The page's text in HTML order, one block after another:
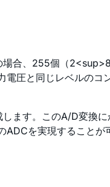
場合、255個（
圧と同じレベルのコ
ます。このA/D変換
を実現すること